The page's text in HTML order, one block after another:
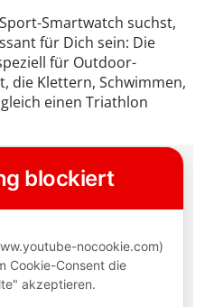
Smartwatch suchst,
für Dich sein: Die
für Outdoor-
die Klettern, Schwimmen,
einen Triathlon